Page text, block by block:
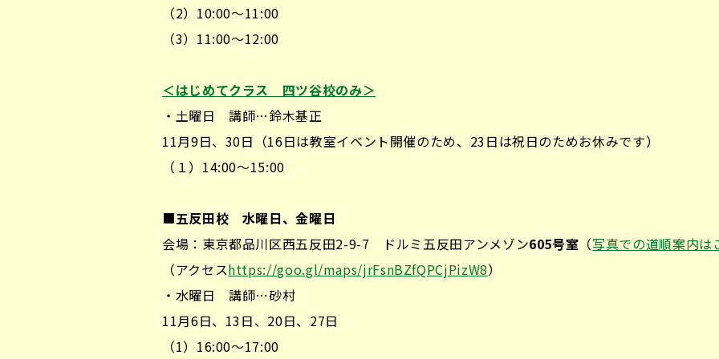
（2）10:00～11:00
（3）11:00～12:00
＜はじめてクラス 四ツ谷校のみ＞
・土曜日 講師…鈴木基正
11月9日、30日（16日は教室イベント開催のため、23日は祝日のためお休みです）
（１）14:00～15:00
■五反田校 水曜日、金曜日
会場：東京都品川区西五反田2-9-7 ドルミ五反田アンメゾン605号室 （写真での道順案内は
（アクセスhttps://goo.gl/maps/jrFsnBZfQPCjPizW8）
・水曜日 講師…砂村
11月6日、13日、20日、27日
（1）16:00～17:00